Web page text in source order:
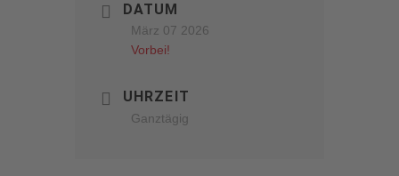
DATUM
März 07 2026
Vorbei!
UHRZEIT
Ganztägig